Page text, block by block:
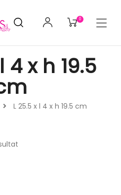
0
L 25.5 x l 4 x h 19.5 cm
4 x h 19.5